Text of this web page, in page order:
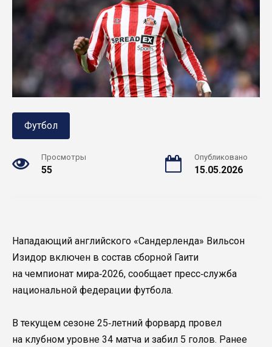
Футбол
Просмотры
55
Опубликовано
15.05.2026
Нападающий английского «Сандерленда» Вильсон
Изидор включен в состав сборной Гаити
на чемпионат мира‑2026, сообщает пресс‑служба
национальной федерации футбола.
В текущем сезоне 25‑летний форвард провел
на клубном уровне 34 матча и забил 5 голов. Ранее